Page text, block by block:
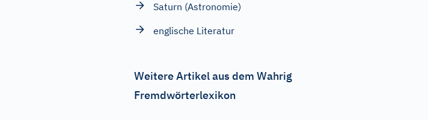
Saturn (Astronomie)
englische Literatur
Weitere Artikel aus dem Wahrig
Fremdwörterlexikon